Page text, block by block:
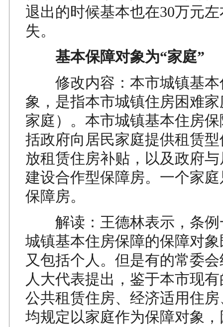
退出的时候基本也在30万元
失。
基本保障对象为“家庭”
修改内容：本市城镇基本
象，是指本市城镇住房困难
家庭）。本市城镇基本住房
括政府向居民家庭提供租赁
放租赁住房补贴，以及政府
建设合作型保障房。一个家
保障房。
解读：王德林表示，条例
城镇基本住房保障的保障对
又包括个人。但是有的常委
人大代表提出，鉴于本市现
公共租赁住房、经济适用住
均规定以家庭作为保障对象